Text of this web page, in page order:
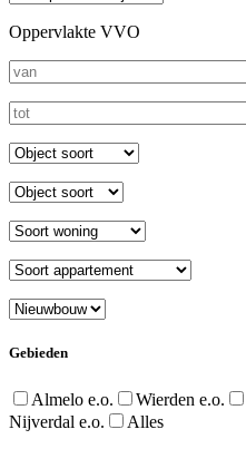
Oppervlakte VVO
Gebieden
Almelo e.o. Wierden e.o.
Nijverdal e.o.
Alles